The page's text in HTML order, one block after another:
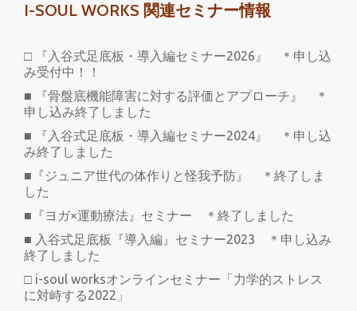
I-SOUL WORKS 関連セミナー情報
□ 『入谷式足底板・導入編セミナー2026』 ＊申し込
み受付中！！
■ 『骨盤底機能障害に対する評価とアプローチ』 ＊
申し込み終了しました
■ 『入谷式足底板・導入編セミナー2024』 ＊申し込
み終了しました
■『ジュニア世代の体作りと怪我予防』 ＊終了しま
した
■『ヨガ×運動療法』セミナー ＊終了しました
■ 入谷式足底板『導入編』セミナー2023 ＊申し込み
終了しました
□ i-soul worksオンラインセミナー「力学的ストレス
に対峙する2022」